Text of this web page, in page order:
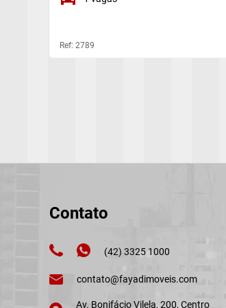
Ref: 2789
Contato
(42) 3325 1000
contato@fayadimoveis.com
Av. Bonifácio Vilela, 200, Centro